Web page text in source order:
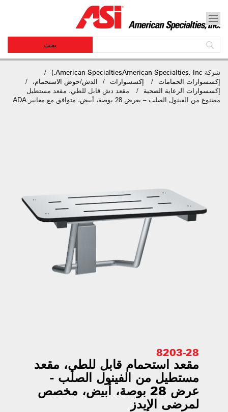
شركة American SpecialtiesAmerican Specialties, Inc.)
إكسسوارات الحمامات
إكسسوارات
الدش/حوض الاستحمام،
إكسسوارات الرعاية الصحية
مقعد دش قابل للطي، مقعد مستطيل
مصنوع من الفينول الصلب – بعرض 28 بوصة، أبيض، متوافق مع معايير ADA
8203-28
مقعد استحمام قابل للطي، مقعد
مستطيل من الفينول الصلب -
عرض 28 بوصة، أبيض، مخصص
لمرضى الإيدز